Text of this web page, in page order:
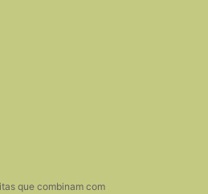
que combinam com